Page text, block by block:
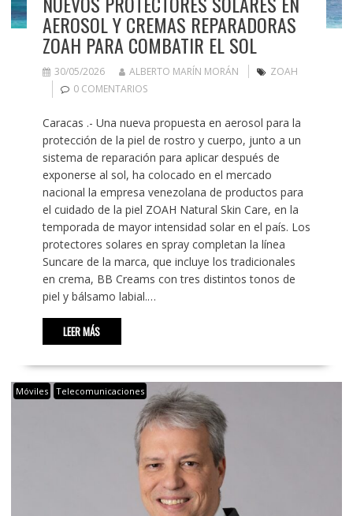
AEROSOL Y CREMAS REPARADORAS
ZOAH PARA COMBATIR EL SOL
30/05/2026 ALBERTO MARÍN MORÁN
ZOAH
0 COMENTARIOS
Caracas .- Una nueva propuesta en aerosol para la
protección de la piel de rostro y cuerpo, junto a un
sistema de reparación para aplicar después de
exponerse al sol, ha colocado en el mercado
nacional la empresa venezolana de productos para
el cuidado de la piel ZOAH Natural Skin Care, en la
temporada de mayor intensidad solar en el país. Los
protectores solares en spray completan la línea
Suncare de la marca, que incluye los tradicionales
en crema, BB Creams con tres distintos tonos de
piel y bálsamo labial.…
LEER MÁS
Móviles Telecomunicaciones